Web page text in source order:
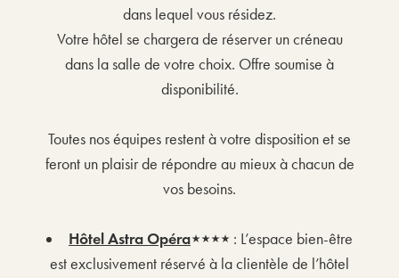
dans lequel vous résidez.
Votre hôtel se chargera de réserver un créneau
dans la salle de votre choix. Offre soumise à
disponibilité.
Toutes nos équipes restent à votre disposition et se
feront un plaisir de répondre au mieux à chacun de
vos besoins.
Hôtel Astra Opéra⋆⋆⋆⋆ : L’espace bien-être
est exclusivement réservé à la clientèle de l’hôtel